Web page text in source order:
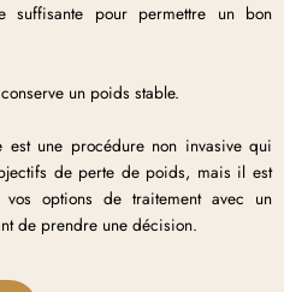
pour permettre un bon
un poids stable.
est une procédure non invasive qui
de perte de poids, mais il est
options de traitement avec un
de prendre une décision.